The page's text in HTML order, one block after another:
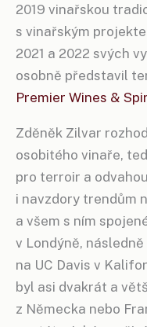
2019 vinařskou
s vinařským
2021 a 2022 svých
osobně představil
Premier Wines &
Zděněk Zilvar
osobitého vinaře,
pro terroir a
i navzdory trendům
a všem s ním
v Londýně,
na UC Davis v
byl asi dvakrát a
z Německa nebo